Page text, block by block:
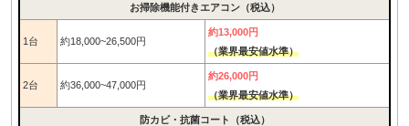
お掃除機能付きエアコン（税込）
1台 約18,000~26,500円
約13,000円
（業界最安値水準）
2台 約36,000~47,000円
約26,000円
（業界最安値水準）
防カビ・抗菌コート（税込）